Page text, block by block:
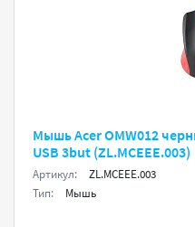
Мышь Acer OMW012
USB 3but (ZL.MCEEE.003)
Артикул:
ZL.MCEEE.003
Тип:
Мышь